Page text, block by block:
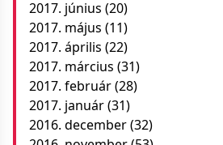
2017. június (20)
2017. május (11)
2017. április (22)
2017. március (31)
2017. február(28)
2017. január(31)
2016. december(32)